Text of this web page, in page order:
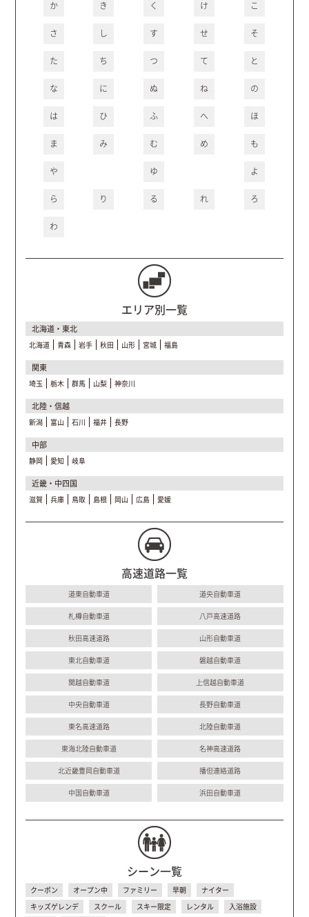
か き く け こ
さ し す せ そ
た ち つ て と
な に ぬ ね の
は ひ ふ へ ほ
ま み む め も
や ゆ よ
ら り る れ ろ
わ
エリア別一覧
北海道・東北
北海道 青森 岩手 秋田 山形 宮城 福島
関東
埼玉 栃木 群馬 山梨 神奈川
北陸・信越
新潟 富山 石川 福井 長野
中部
静岡 愛知 岐阜
近畿・中四国
滋賀 兵庫 鳥取 島根 岡山 広島 愛媛
高速道路一覧
道東自動車道 道央自動車道
札樽自動車道 八戸高速道路
秋田高速道路 山形自動車道
東北自動車道 磐越自動車道
関越自動車道 上信越自動車道
中央自動車道 長野自動車道
東名高速道路 北陸自動車道
東海北陸自動車道 名神高速道路
北近畿豊岡自動車道 播但連絡道路
中国自動車道 浜田自動車道
シーン一覧
クーポン オープン中 ファミリー 早朝
ナイター
キッズゲレンデ
スクール スキー限定 レンタル
入浴施設